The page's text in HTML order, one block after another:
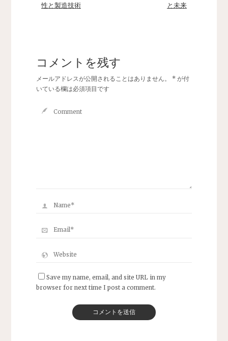
性と製造技術
と未来
コメントを残す
メールアドレスが公開されることはありません。 *が付
いている欄は必須項目です
Save my name, email, and site URL in my
browser for next time I post a comment.